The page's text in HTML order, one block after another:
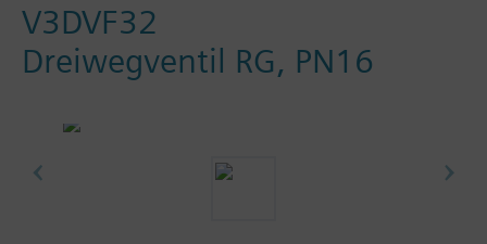
V3DVF32
Dreiwegventil RG, PN16